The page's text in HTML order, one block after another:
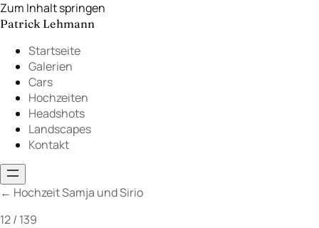
Zum Inhalt springen
Patrick Lehmann
Startseite
Galerien
Cars
Hochzeiten
Headshots
Landscapes
Kontakt
← Hochzeit Samja und Sirio
12 / 139